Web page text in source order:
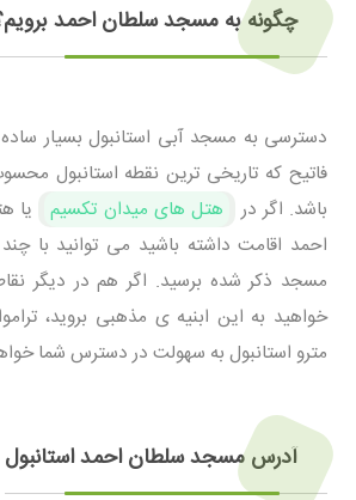
چگونه به مسجد سلطان احمد
دسترسی به مسجد آبی استانبول بسیار
فاتیح که تاریخی ترین نقطه استانبول
باشد. اگر در
هتل های میدان تکسیم
یا
احمد اقامت داشته باشید می توانید با
مسجد ذکر شده برسید. اگر هم در دیگر
خواهید به این ابنیه ی مذهبی بروید،
مترو استانبول به سهولت در دسترس شما
آدرس مسجد سلطان احمد استانبول